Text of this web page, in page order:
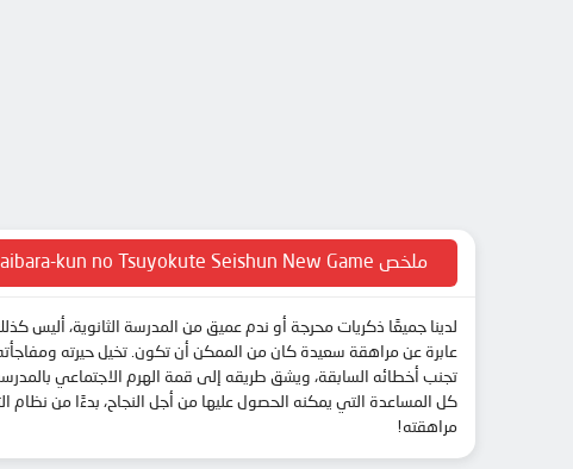
ملخص Haibara-kun no Tsuyokute Seishun New Game
لدينا جميعًا ذكريات محرجة أو ندم عميق من المدرسة الثانوية، أليس
عابرة عن مراهقة سعيدة كان من الممكن أن تكون. تخيل حيرته
تجنب أخطائه السابقة، ويشق طريقه إلى قمة الهرم الاجتماعي
كل المساعدة التي يمكنه الحصول عليها من أجل النجاح، بدءًا من نظام
مراهقته!